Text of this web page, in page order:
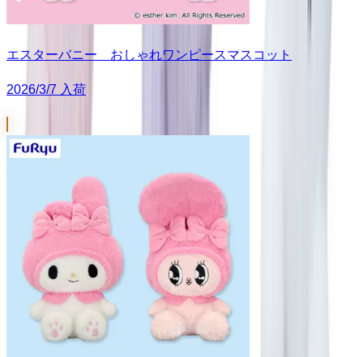
エスターバニー おしゃれワンピースマスコット
2026/3/7 入荷